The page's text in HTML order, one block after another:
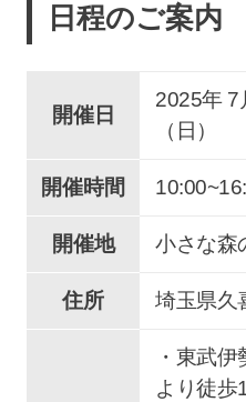
日程のご案内
開催日
2025年 7
（日）
開催時間
開催地 小さな森
住所 埼玉県久
・東武
より徒歩